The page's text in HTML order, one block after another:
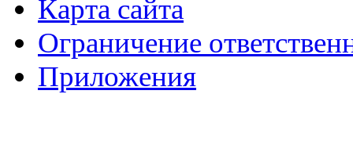
Карта сайта
Ограничение
Приложения